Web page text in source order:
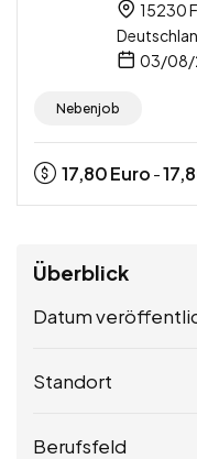
15230
03/08/
Nebenjob
17,80Euro -
Überblick
Datum
Standort
Berufsfeld